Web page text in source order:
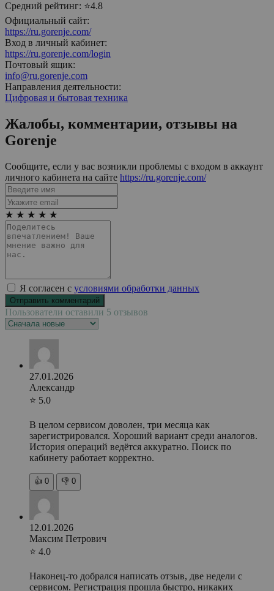
Средний рейтинг: ⭐4.8
Официальный сайт:
https://ru.gorenje.com/
Вход в личный кабинет:
https://ru.gorenje.com/login
Почтовый ящик:
info@ru.gorenje.com
Направления деятельности:
Цифровая и бытовая техника
Жалобы, комментарии, отзывы на
Gorenje
Сообщите, если у вас возникли проблемы с входом в аккаунт
личного кабинета на сайте https://ru.gorenje.com/
★ ★ ★ ★ ★
Я согласен с условиями обработки данных
Пользователи оставили 5 отзывов
27.01.2026
Александр
⭐ 5.0
В целом сервисом доволен, три месяца как
зарегистрировался. Хороший вариант среди аналогов.
История операций ведётся аккуратно. Поиск по
кабинету работает корректно.
👍 0 👎 0
12.01.2026
Максим Петрович
⭐ 4.0
Наконец-то добрался написать отзыв, две недели с
сервисом. Регистрация прошла быстро, никаких